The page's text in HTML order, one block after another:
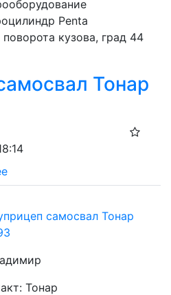
Penta
поворота кузова, град 44
Тонар
самосвал Тонар
Тонар